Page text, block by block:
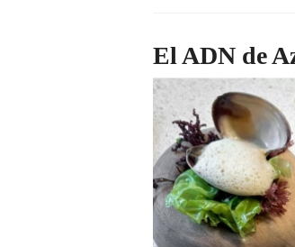
El ADN de